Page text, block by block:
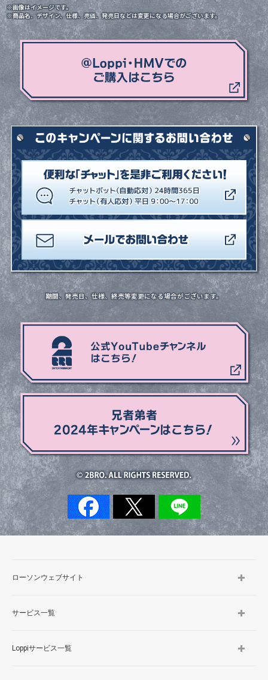
※画像はイメージです。
※商品名、デザイン、仕様、売価、発売日などは変更になる場合がございます。
期間、発売日、仕様、終売等変更になる場合がございます。
ローソンウェブサイト
サービス一覧
Loppiサービス一覧